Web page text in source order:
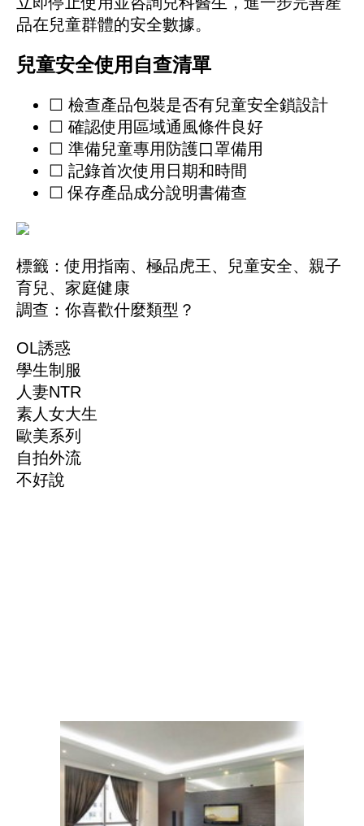
品在兒童群體的安全數據。
兒童安全使用自查清單
☐ 檢查產品包裝是否有兒童安全鎖設計
☐ 確認使用區域通風條件良好
☐ 準備兒童專用防護口罩備用
☐ 記錄首次使用日期和時間
☐ 保存產品成分說明書備查
標籤：使用指南、 極品虎王、 兒童安全、 親子
育兒、 家庭健康
調查：你喜歡什麼類型？
OL誘惑
學生制服
人妻NTR
素人女大生
歐美系列
自拍外流
不好說